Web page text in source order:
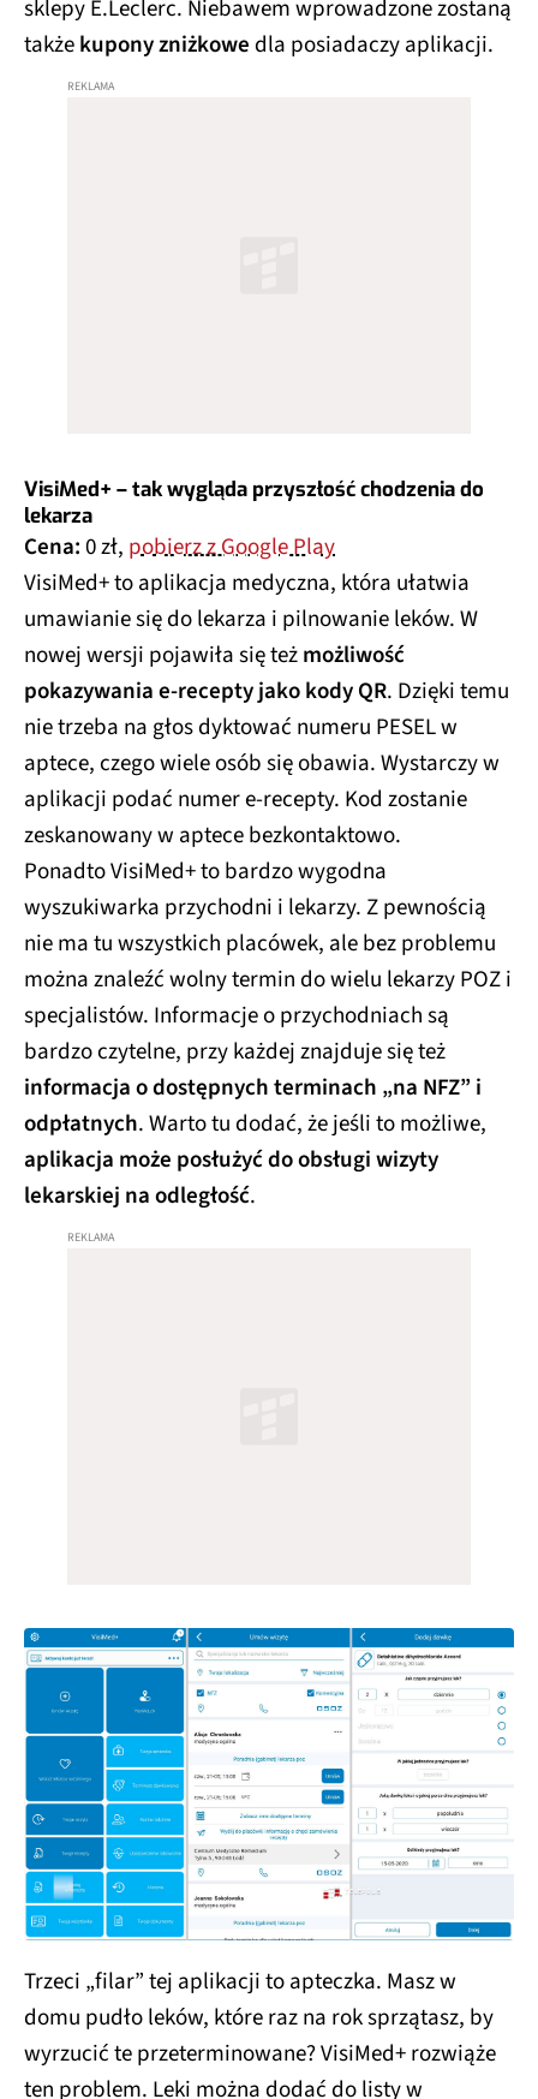
sklepy E.Leclerc. Niebawem wprowadzone zostaną
takżekupony zniżkowe dla posiadaczy aplikacji.
VisiMed+ – tak wygląda przyszłość chodzenia do
lekarza
Cena:0 zł, pobierz z Google Play
VisiMed+ to aplikacja medyczna, która ułatwia
umawianie się do lekarza i pilnowanie leków. W
nowej wersji pojawiła się teżmożliwość
pokazywania e-recepty jako kody QR. Dzięki temu
nie trzeba na głos dyktować numeru PESEL w
aptece, czego wiele osób się obawia. Wystarczy w
aplikacji podać numer e-recepty. Kod zostanie
zeskanowany w aptece bezkontaktowo.
Ponadto VisiMed+ to bardzo wygodna
wyszukiwarka przychodni i lekarzy. Z pewnością
nie ma tu wszystkich placówek, ale bez problemu
można znaleźć wolny termin do wielu lekarzy POZ i
specjalistów. Informacje o przychodniach są
bardzo czytelne, przy każdej znajduje się też
informacja o dostępnych terminach „na NFZ” i
odpłatnych. Warto tu dodać, że jeśli to możliwe,
aplikacja może posłużyć do obsługi wizyty
lekarskiej na odległość.
Trzeci „filar” tej aplikacji to apteczka. Masz w
domu pudło leków, które raz na rok sprzątasz, by
wyrzucić te przeterminowane? VisiMed+ rozwiąże
ten problem. Leki można dodać do listy w